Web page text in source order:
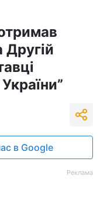
в Google
Реклама